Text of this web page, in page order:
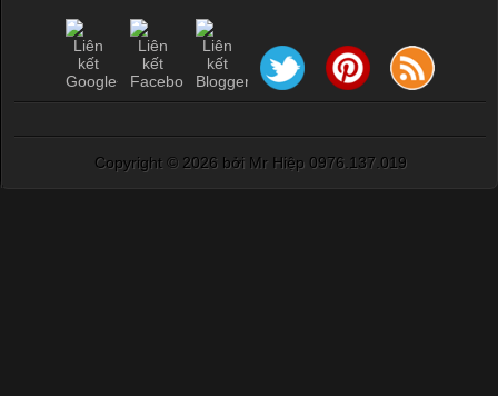
Copyright © 2026 bởi Mr Hiệp 0976.137.019